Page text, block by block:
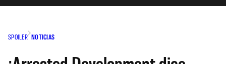
SPOILER NOTICIAS